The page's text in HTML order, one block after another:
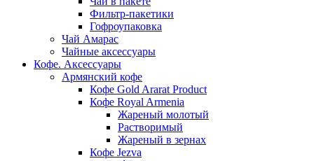
Фильтр-пакетики
Гофроупаковка
Чай Амарас
Чайные аксессуары
Кофе. Аксессуары
Армянский кофе
Кофе Gold Ararat Product
Кофе Royal Armenia
Жареный молотый
Растворимый
Жареный в зернах
Кофе Jezva